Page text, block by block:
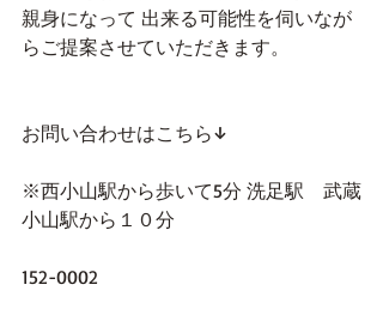
親身になって 出来る可能性を伺いなが
らご提案させていただきます。
お問い合わせはこちら↓
※西小山駅から歩いて5分 洗足駅　武蔵
小山駅から１０分
152-0002